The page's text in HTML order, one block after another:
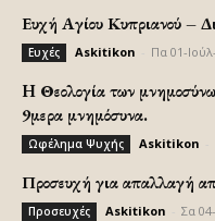
Ευχή Αγίου Κυπριανού –
Ευχές Askitikon Πα 01-
H Θεολογία των
9μερα μνημόσυνα.
Ωφέλημα Ψυχής Askitikon
Προσευχή για απαλλαγή
Προσευχές Askitikon Σα